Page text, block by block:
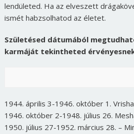
lendületed. Ha az elveszett
ismét habzsolhatod az életet.
Születésed dátumából
karmáját tekintheted
1944. április 3-1946. október 1.
1946. október 2-1948. július 26.
1950. július 27-1952. március 28. –